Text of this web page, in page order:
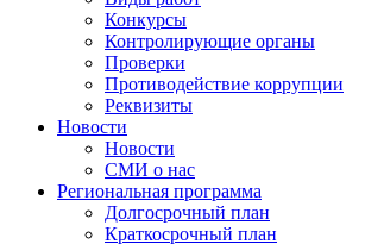
Конкурсы
Контролирующие органы
Проверки
Противодействие коррупции
Реквизиты
Новости
Новости
СМИ о нас
Региональная программа
Долгосрочный план
Краткосрочный план